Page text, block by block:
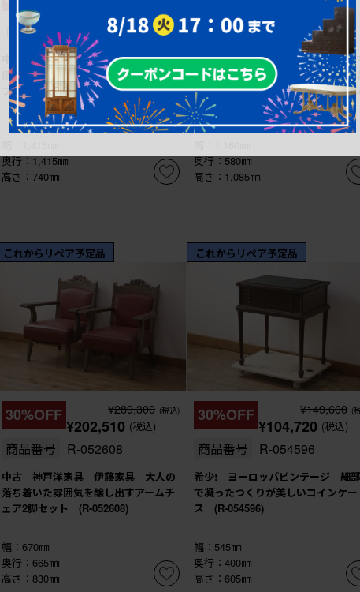
商品番号 R-056556
中古 フロリダビンテージスタイルの
個性的なオクタゴンガラストップテー
ブル (R-056556)
奥行：1,415㎜
高さ：740㎜
(税込)
商品番号 R-053317
イギリスアンティーク オーク材とマ
ホガニー材 金具やモールディング装
飾など凝ったデザインが高級感を高め
るチェスト (R-053317)
奥行：580㎜
高さ：1,085㎜
これからリペア予定品
30%OFF ¥289,300 (税込)
¥202,510 (税込)
商品番号 R-052608
中古 神戸洋家具 伊藤家具 大人の
落ち着いた雰囲気を醸し出すアームチ
ェア2脚セット (R-052608)
幅：670㎜
奥行：665㎜
高さ：830㎜
これからリペア予定品
30%OFF ¥149,600 (
¥104,720 (税込)
商品番号 R-054596
希少! ヨーロッパビンテージ 細
で凝ったつくりが美しいコインケー
ス (R-054596)
幅：545㎜
奥行：400㎜
高さ：605㎜